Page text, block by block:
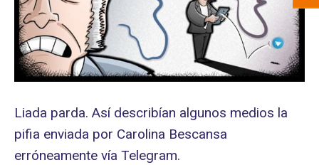
Liada parda. Así describían algunos medios la
pifia enviada por Carolina Bescansa
erróneamente vía Telegram.